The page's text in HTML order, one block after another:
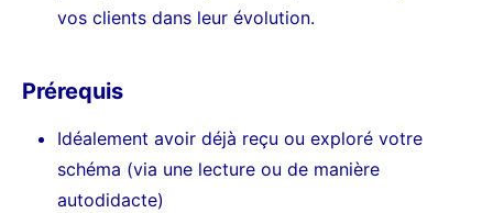
vos clients dans leur évolution.
Prérequis
Idéalement avoir déjà reçu ou exploré votre
schéma (via une lecture ou de manière
autodidacte)